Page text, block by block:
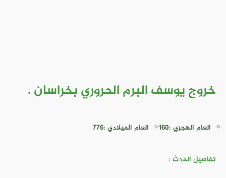
خروج يوسف البرم الحروري بخراسان .
العام الهجري :160 العام الميلادي :776
تفاصيل الحدث :